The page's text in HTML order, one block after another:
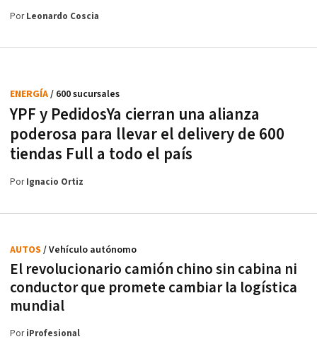
PorLeonardo Coscia
YPF y PedidosYa cierran una alianza
poderosa para llevar el delivery de 600
tiendas Full a todo el país
ENERGÍA/ 600 sucursales
PorIgnacio Ortiz
El revolucionario camión chino sin cabina ni
conductor que promete cambiar la logística
mundial
AUTOS / Vehículo autónomo
PoriProfesional